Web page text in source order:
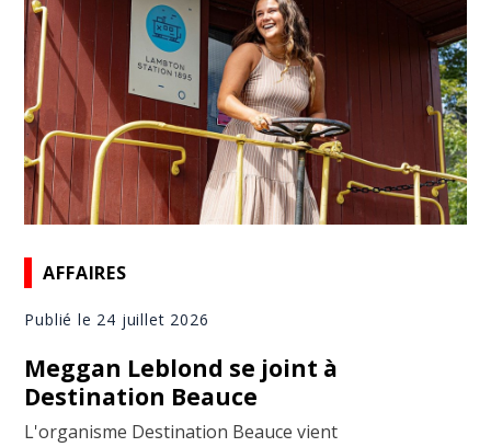
AFFAIRES
Publié le 24 juillet 2026
Meggan Leblond se joint à
Destination Beauce
L'organisme Destination Beauce vient